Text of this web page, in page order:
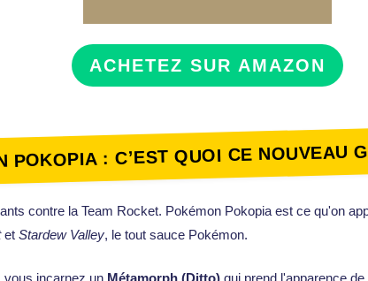
ACHETEZ SUR AMAZON
POKOPIA : C’EST QUOI CE NOUVEAU
contre la Team Rocket. Pokémon Pokopia est ce qu'on
et Stardew Valley, le tout sauce Pokémon.
vous incarnez un Métamorph (Ditto) qui prend l'apparence